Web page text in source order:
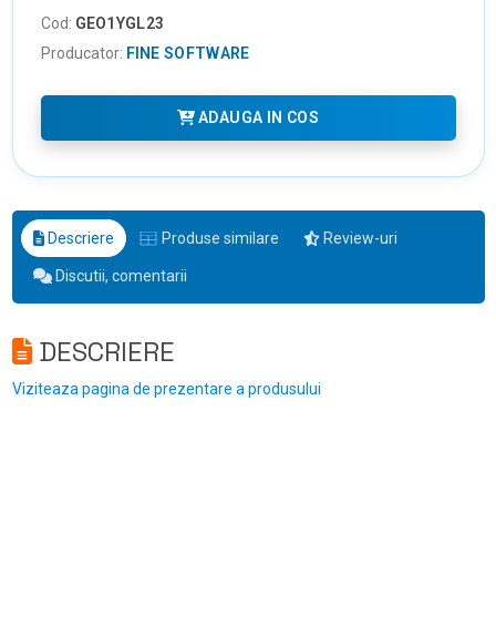
Cod: GEO1YGL23
Producator: FINE SOFTWARE
ADAUGA IN COS
Descriere Produse similare Review-uri
Discutii, comentarii
DESCRIERE
Viziteaza pagina de prezentare a produsului